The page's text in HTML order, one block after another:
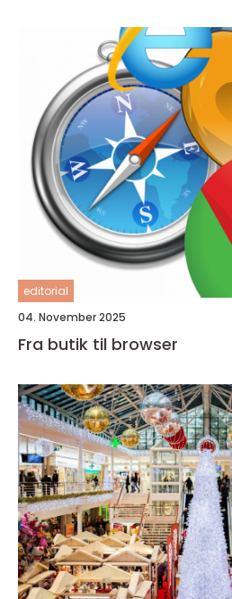
editorial
04. November 2025
Fra butik til browser